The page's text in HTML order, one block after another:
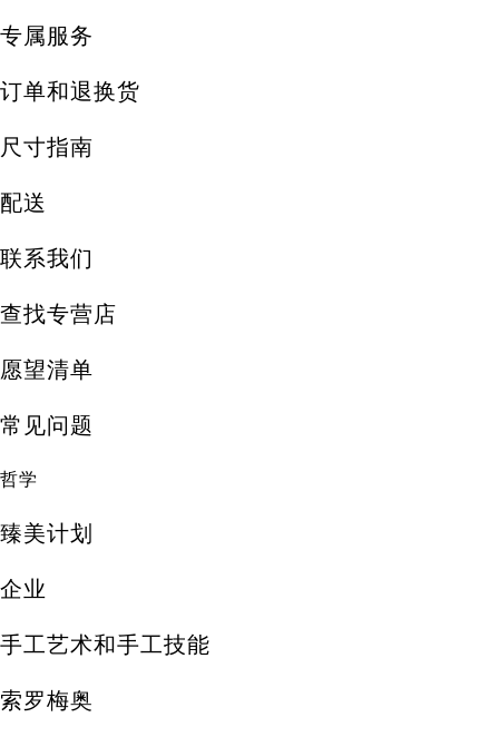
专属服务
订单和退换货
尺寸指南
配送
联系我们
查找专营店
愿望清单
常见问题
哲学
臻美计划
企业
手工艺术和手工技能
索罗梅奥